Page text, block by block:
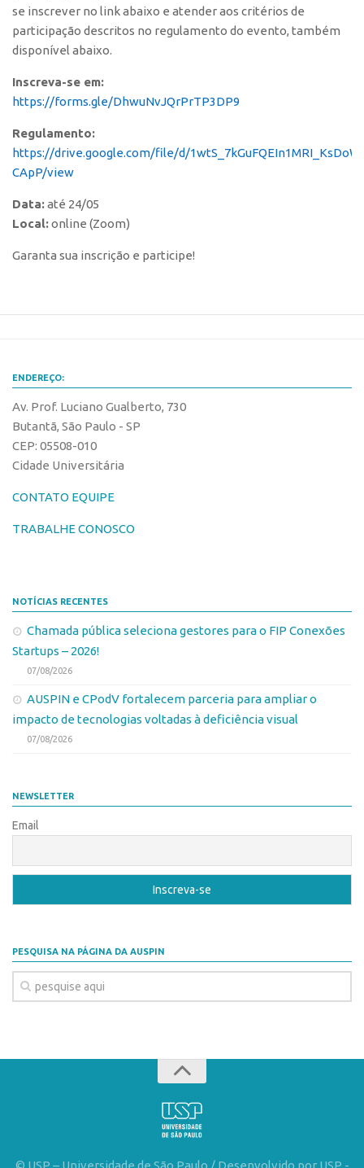
Pesquisa na USP
EMBRAPIIs
CEPIX
CPEs
INCTs
InovaUSP
Comunicação
Eventos
Fala Inovação
Edição 2019
Edição 2017
Propriedade Intelectual
Formas de Proteção
Buscar Anterioridade
Como solicitar
Patrimônio Genético
Chamamento
Parcerias PD&I
Conexão Inter-USP
se inscrever no link abaixo e atender aos critérios de
participação descritos no regulamento do evento, também
disponível abaixo.
Inscreva-se em:
https://forms.gle/DhwuNvJQrPrTP3DP9
Regulamento:
https://drive.google.com/file/d/
CApP/view
Data:até 24/05
Local:online (Zoom)
Garanta sua inscrição e participe!
ENDEREÇO:
Av. Prof. Luciano Gualberto, 730
Butantã, São Paulo - SP
CEP: 05508-010
Cidade Universitária
CONTATO EQUIPE
TRABALHE CONOSCO
NOTÍCIAS RECENTES
Chamada pública seleciona gestores para o FIP Conexões
Startups – 2026!
07/08/2026
AUSPIN e CPodV fortalecem parceria para ampliar o
impacto de tecnologias voltadas à deficiência visual
07/08/2026
NEWSLETTER
Email
PESQUISA NA PÁGINA DA AUSPIN
© USP – Universidade de São Paulo / Desenvolvido por USP -